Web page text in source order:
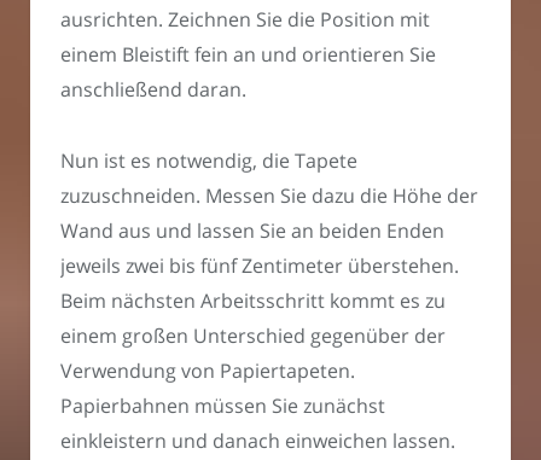
ausrichten. Zeichnen Sie die Position mit
einem Bleistift fein an und orientieren Sie
anschließend daran.
Nun ist es notwendig, die Tapete
zuzuschneiden. Messen Sie dazu die Höhe der
Wand aus und lassen Sie an beiden Enden
jeweils zwei bis fünf Zentimeter überstehen.
Beim nächsten Arbeitsschritt kommt es zu
einem großen Unterschied gegenüber der
Verwendung von Papiertapeten.
Papierbahnen müssen Sie zunächst
einkleistern und danach einweichen lassen.